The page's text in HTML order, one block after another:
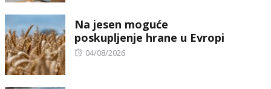
Na jesen moguće
poskupljenje hrane u Evropi
Posted
04/08/2026